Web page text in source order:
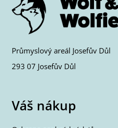
Průmyslový areál Josefův Důl
293 07 Josefův Důl
Váš nákup